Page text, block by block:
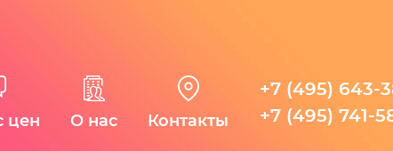
цен О нас Контакты
+7 (495) 643-
+7 (495) 741-